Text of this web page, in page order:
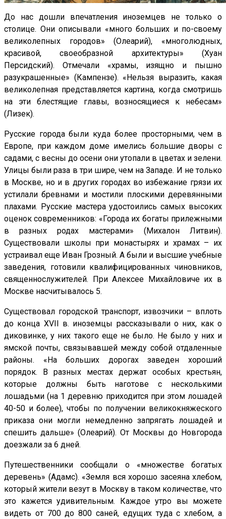
До нас дошли впечатления иноземцев не только о
столице. Они описывали «много больших и по-своему
великолепных городов» (Олеарий), «многолюдных,
красивой, своеобразной архитектуры» (Хуан
Персидский). Отмечали «храмы, изящно и пышно
разукрашенные» (Кампензе). «Нельзя выразить, какая
великолепная представляется картина, когда смотришь
на эти блестящие главы, возносящиеся к небесам»
(Лизек).
Русские города были куда более просторными, чем в
Европе, при каждом доме имелись большие дворы с
садами, с весны до осени они утопали в цветах и зелени.
Улицы были раза в три шире, чем на Западе. И не только
в Москве, но и в других городах во избежание грязи их
устилали бревнами и мостили плоскими деревянными
плахами. Русские мастера удостоились самых высоких
оценок современников: «Города их богаты прилежными
в разных родах мастерами» (Михалон Литвин).
Существовали школы при монастырях и храмах – их
устраивал еще Иван Грозный. А были и высшие учебные
заведения, готовили квалифицированных чиновников,
священнослужителей. При Алексее Михайловиче их в
Москве насчитывалось 5.
Существовал городской транспорт, извозчики – вплоть
до конца XVII в. иноземцы рассказывали о них, как о
диковинке, у них такого еще не было. Не было у них и
ямской почты, связывавшей между собой отдаленные
районы. «На больших дорогах заведен хороший
порядок. В разных местах держат особых крестьян,
которые должны быть наготове с несколькими
лошадьми (на 1 деревню приходится при этом лошадей
40-50 и более), чтобы по получении великокняжеского
приказа они могли немедленно запрягать лошадей и
спешить дальше» (Олеарий). От Москвы до Новгорода
доезжали за 6 дней.
Путешественники сообщали о «множестве богатых
деревень» (Адамс). «Земля вся хорошо засеяна хлебом,
который жители везут в Москву в таком количестве, что
это кажется удивительным. Каждое утро вы можете
видеть от 700 до 800 саней, едущих туда с хлебом, а